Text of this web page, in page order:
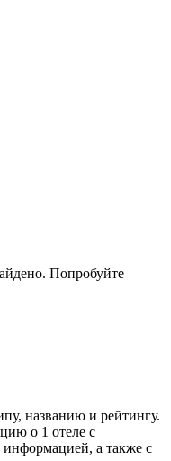
Попробуйте
названию и рейтингу.
о 1 отеле с
а также с